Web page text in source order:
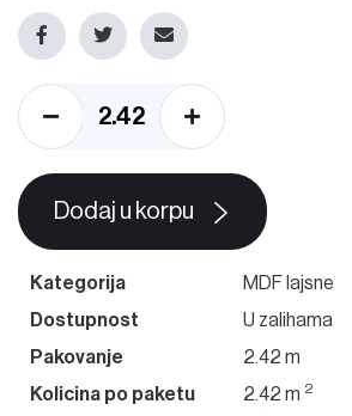
Dodaj u korpu
Kategorija
MDF lajsne
Dostupnost
U zalihama
Pakovanje
2.42 m
Kolicina po paketu
2.42 m 2